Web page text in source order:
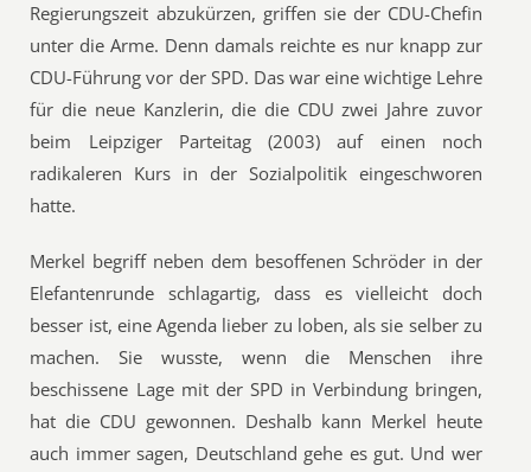
Regierungszeit abzukürzen, griffen sie der CDU-Chefin
unter die Arme. Denn damals reichte es nur knapp zur
CDU-Führung vor der SPD. Das war eine wichtige Lehre
für die neue Kanzlerin, die die CDU zwei Jahre zuvor
beim Leipziger Parteitag (2003) auf einen noch
radikaleren Kurs in der Sozialpolitik eingeschworen
hatte.
Merkel begriff neben dem besoffenen Schröder in der
Elefantenrunde schlagartig, dass es vielleicht doch
besser ist, eine Agenda lieber zu loben, als sie selber zu
machen. Sie wusste, wenn die Menschen ihre
beschissene Lage mit der SPD in Verbindung bringen,
hat die CDU gewonnen. Deshalb kann Merkel heute
auch immer sagen, Deutschland gehe es gut. Und wer